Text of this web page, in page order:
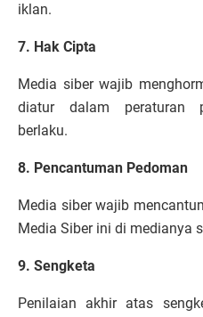
iklan.
7. Hak Cipta
Media siber wajib
diatur dalam peraturan
berlaku.
8. Pencantuman Pedoman
Media siber wajib
Media Siber ini di medianya
9. Sengketa
Penilaian akhir atas